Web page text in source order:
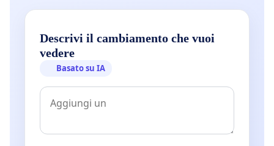
Descrivi il cambiamento che vuoi
vedere
Basato su IA